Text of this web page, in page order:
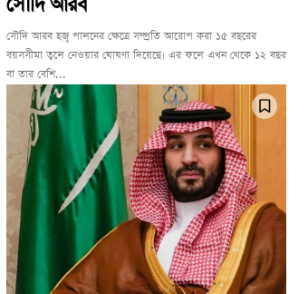
সৌদি আরব হজ্ব পালনের ক্ষেত্রে সম্প্রতি আরোপ করা ১৫ বছরের
বয়সসীমা তুলে নেওয়ার ঘোষণা দিয়েছে। এর ফলে এখন থেকে ১২ বছর
বা তার বেশি...